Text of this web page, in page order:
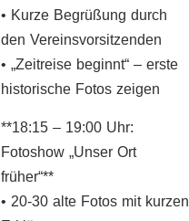
• Kurze Begrüßung durch
den Vereinsvorsitzenden
• „Zeitreise beginnt“ – erste
historische Fotos zeigen
**18:15 – 19:00 Uhr:
Fotoshow „Unser Ort
früher“**
• 20-30 alte Fotos mit kurzen